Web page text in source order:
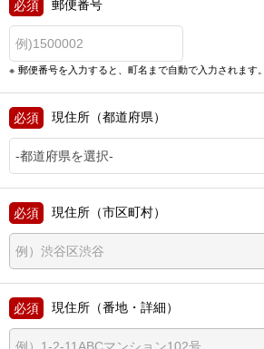
郵便番号
郵便番号を入力すると、町名まで自動で入力されます。
現住所（都道府県）
現住所（市区町村）
現住所（番地・詳細）